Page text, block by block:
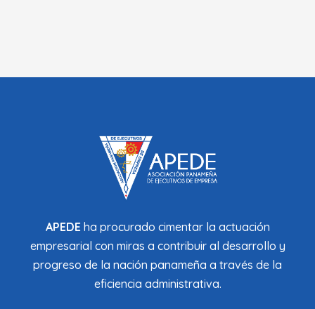
APEDEha procurado cimentar la actuación
empresarial con miras a contribuir al desarrollo y
progreso de la nación panameña a través de la
eficiencia administrativa.